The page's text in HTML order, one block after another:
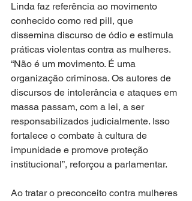
Linda faz referência ao movimento
conhecido como red pill, que
dissemina discurso de ódio e estimula
práticas violentas contra as mulheres.
“Não é um movimento. É uma
organização criminosa. Os autores de
discursos de intolerância e ataques em
massa passam, com a lei, a ser
responsabilizados judicialmente. Isso
fortalece o combate à cultura de
impunidade e promove proteção
institucional”, reforçou a parlamentar.
Ao tratar o preconceito contra mulheres